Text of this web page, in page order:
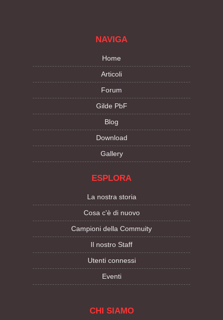
NAVIGA
Home
Articoli
Forum
Gilde PbF
Blog
Download
Gallery
ESPLORA
La nostra storia
Cosa c'è di nuovo
Campioni della Commuity
Il nostro Staff
Utenti connessi
Eventi
CHI SIAMO